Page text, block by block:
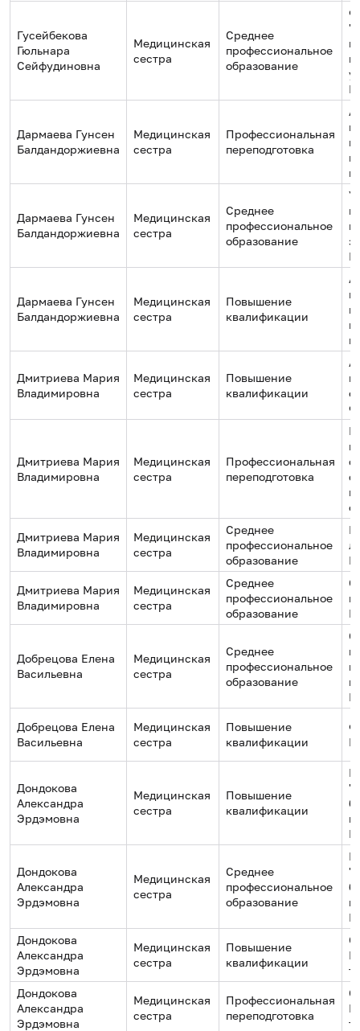
Гусейбекова
Гюльнара
Сейфудиновна
Медицинская
сестра
Среднее
профессиональное
образование
Дармаева Гунсен
Балдандоржиевна
Медицинская
сестра
Профессиональная
переподготовка
Дармаева Гунсен
Балдандоржиевна
Медицинская
сестра
Среднее
профессиональное
образование
Дармаева Гунсен
Балдандоржиевна
Медицинская
сестра
Повышение
квалификации
Дмитриева Мария
Владимировна
Медицинская
сестра
Повышение
квалификации
Дмитриева Мария
Владимировна
Медицинская
сестра
Профессиональная
переподготовка
Дмитриева Мария
Владимировна
Медицинская
сестра
Среднее
профессиональное
образование
Дмитриева Мария
Владимировна
Медицинская
сестра
Среднее
профессиональное
образование
№
Добрецова Елена
Васильевна
Медицинская
сестра
Среднее
профессиональное
образование
Добрецова Елена
Васильевна
Медицинская
сестра
Повышение
квалификации
Дондокова
Александра
Эрдэмовна
Медицинская
сестра
Повышение
квалификации
Дондокова
Александра
Эрдэмовна
Медицинская
сестра
Среднее
профессиональное
образование
Дондокова
Александра
Эрдэмовна
Медицинская
сестра
Повышение
квалификации
Дондокова
Александра
Эрдэмовна
Медицинская
сестра
Профессиональная
переподготовка